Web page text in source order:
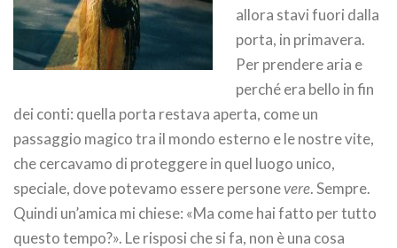
allora stavi fuori dalla
porta, in primavera.
Per prendere aria e
perché era bello in fin
dei conti: quella porta restava aperta, come un
passaggio magico tra il mondo esterno e le nostre vite,
che cercavamo di proteggere in quel luogo unico,
speciale, dove potevamo essere personevere. Sempre.
Quindi un’amica mi chiese: «Ma come hai fatto per tutto
questo tempo?». Le risposi che si fa, non è una cosa